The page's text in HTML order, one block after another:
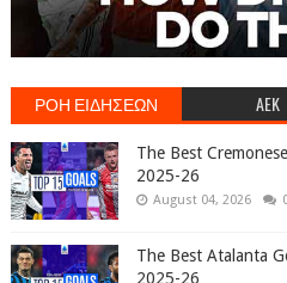
ΡΟΗ ΕΙΔΗΣΕΩΝ AEK
The Best
2025-26
August 04, 2026
The Best Atalanta
2025-26